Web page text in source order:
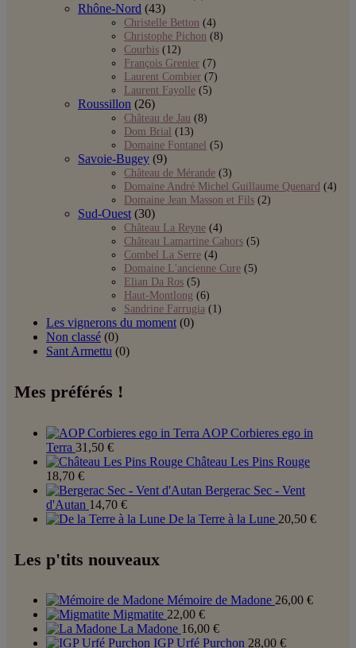
Rhône-Nord (43)
Christelle Betton (4)
Christophe Pichon (8)
Courbis (12)
François Grenier (7)
Laurent Combier (7)
Laurent Fayolle (5)
Roussillon (26)
Château de Jau (8)
Dom Brial (13)
Domaine Fontanel (5)
Savoie-Bugey (9)
Château de Mérande (3)
Domaine André Michel Guillaume Quenard (4)
Domaine Jean Masson et Fils (2)
Sud-Ouest (30)
Château La Reyne (4)
Château Lamartine Cahors (5)
Combel La Serre (4)
Domaine L'ancienne Cure (5)
Elian Da Ros (5)
Haut-Montlong (6)
Sandrine Farrugia (1)
Les vignerons du moment (0)
Non classé (0)
Sant Armettu (0)
Mes préférés !
AOP Corbieres ego in
Terra 31,50 €
Château Les Pins Rouge
18,70 €
Bergerac Sec - Vent
d'Autan 14,70 €
De la Terre à la Lune 20,50 €
Les p'tits nouveaux
Mémoire de Madone 26,00 €
Migmatite 22,00 €
La Madone 16,00 €
IGP Urfé Purchon 28,00 €